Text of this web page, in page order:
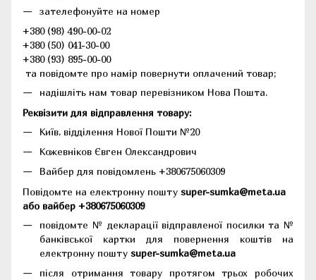
зателефонуйте на номер
+380 (98) 490-00-02
+380 (50) 041-30-00
+380 (93) 895-00-00
та повідомте про намір повернути оплачений товар;
надішліть нам товар перевізником Нова Пошта.
Реквізити для відправлення товару:
Київ, відділення Нової Пошти №20
Кожевніков Євген Олександрович
Вайбер для повідомлень +380675060309
Повідомте на електронну пошту super-sumka@meta.ua
або вайбер +380675060309
повідомте № декларації відправленої посилки та №
банківської картки для повернення коштів на
електронну пошту super-sumka@meta.ua
після отримання товару протягом трьох робочих